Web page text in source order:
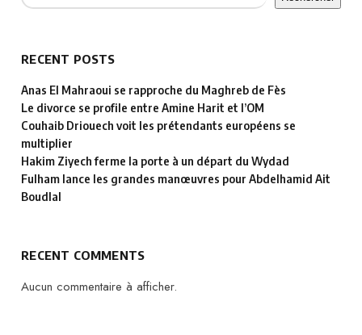
RECENT POSTS
Anas El Mahraoui se rapproche du Maghreb de Fès
Le divorce se profile entre Amine Harit et l’OM
Couhaib Driouech voit les prétendants européens se
multiplier
Hakim Ziyech ferme la porte à un départ du Wydad
Fulham lance les grandes manœuvres pour Abdelhamid Ait
Boudlal
RECENT COMMENTS
Aucun commentaire à afficher.